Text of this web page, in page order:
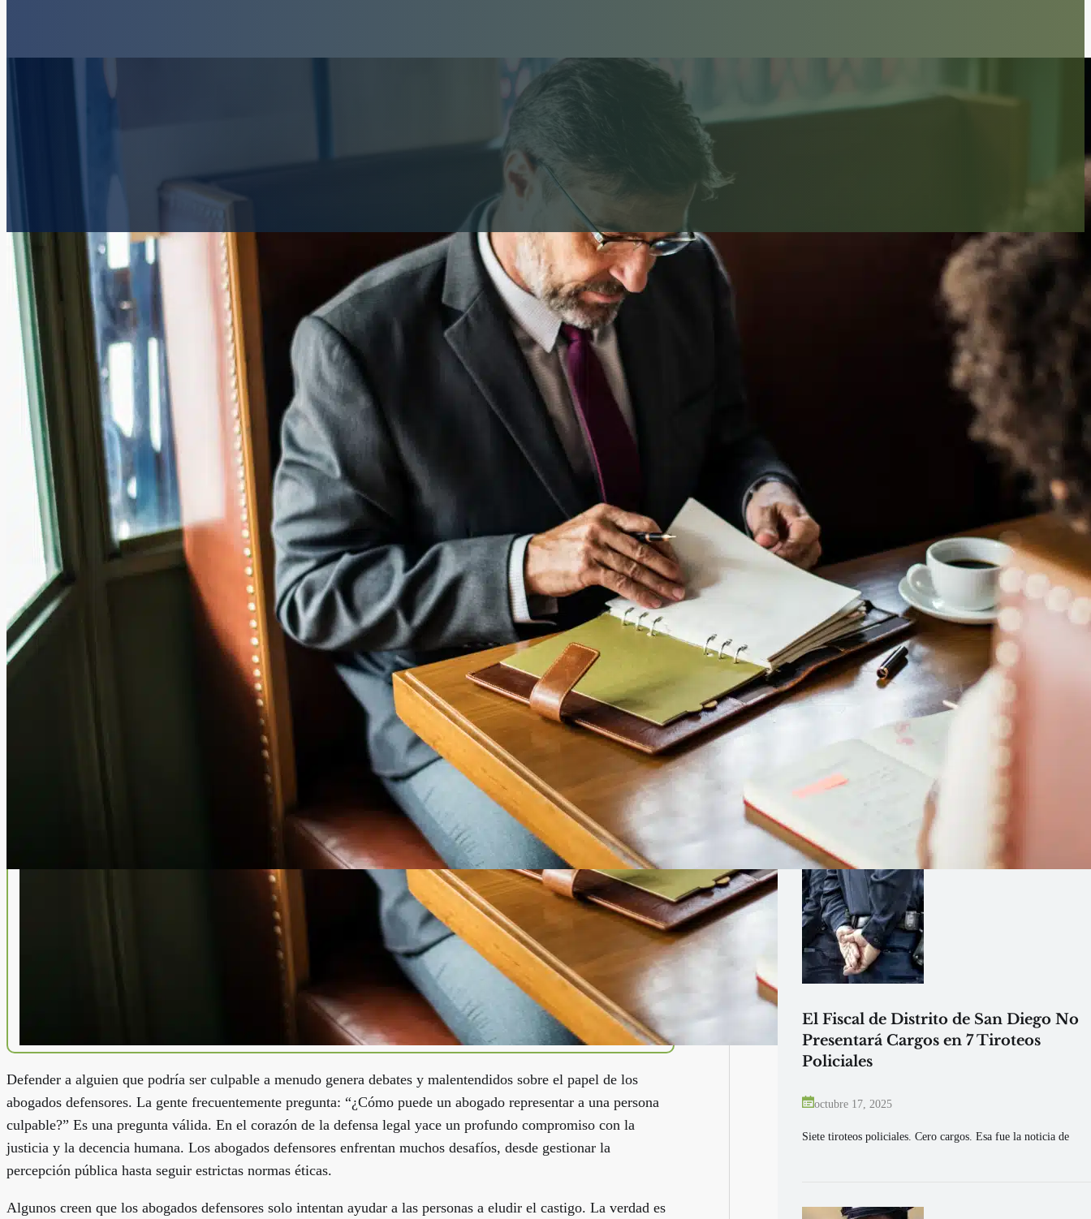
Defender a alguien que podría ser culpable a menudo genera debates y malentendidos sobre el papel de los
abogados defensores. La gente frecuentemente pregunta: “¿Cómo puede un abogado representar a una persona
culpable?” Es una pregunta válida. En el corazón de la defensa legal yace un profundo compromiso con la
justicia y la decencia humana. Los abogados defensores enfrentan muchos desafíos, desde gestionar la
percepción pública hasta seguir estrictas normas éticas.
Algunos creen que los abogados defensores solo intentan ayudar a las personas a eludir el castigo. La verdad es
ÚLTIMAS PUBLICACIONES
¿Cómo afectan las decisiones de la
Corte Suprema a la gente común?
octubre 23, 2025
Cómo las
resoluciones de la
Corte Suprema
conforman tus
El Fiscal de Distrito de San Diego No
Presentará Cargos en 7 Tiroteos
Policiales
octubre 17, 2025
Siete tiroteos policiales. Cero cargos. Esa fue la noticia de